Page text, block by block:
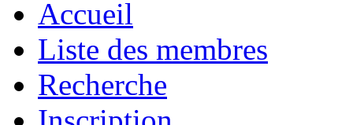
Accueil
Liste des membres
Recherche